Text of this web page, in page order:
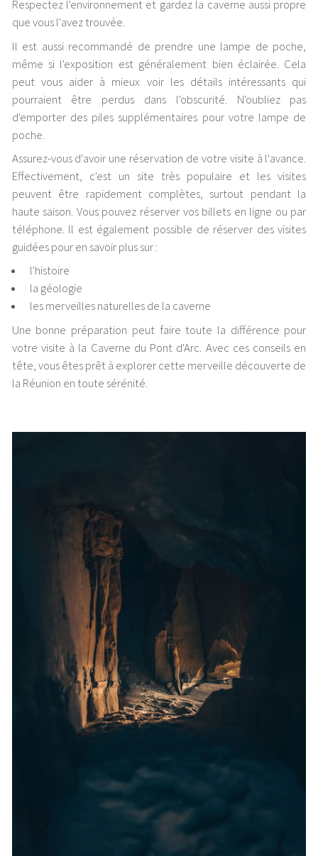
Respectez l'environnement et gardez la caverne aussi propre
que vous l'avez trouvée.
Il est aussi recommandé de prendre une lampe de poche,
même si l'exposition est généralement bien éclairée. Cela
peut vous aider à mieux voir les détails intéressants qui
pourraient être perdus dans l'obscurité. N'oubliez pas
d'emporter des piles supplémentaires pour votre lampe de
poche.
Assurez-vous d'avoir une réservation de votre visite à l'avance.
Effectivement, c'est un site très populaire et les visites
peuvent être rapidement complètes, surtout pendant la
haute saison. Vous pouvez réserver vos billets en ligne ou par
téléphone. Il est également possible de réserver des visites
guidées pour en savoir plus sur :
l'histoire
la géologie
les merveilles naturelles de la caverne
Une bonne préparation peut faire toute la différence pour
votre visite à la Caverne du Pont d'Arc. Avec ces conseils en
tête, vous êtes prêt à explorer cette merveille découverte de
la Réunion en toute sérénité.